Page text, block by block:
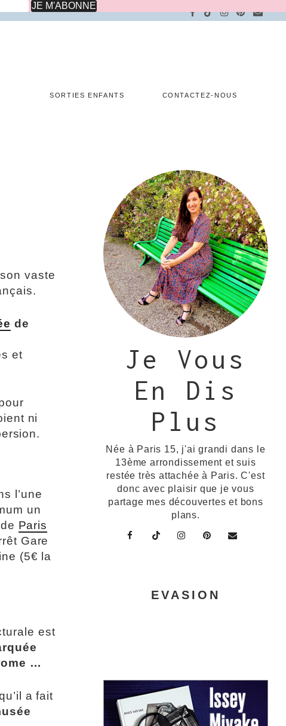
SORTIES ENFANTS CONTACTEZ-NOUS
vaste
de
et
ni
l’une
un
Paris
Gare
(5€ la
est
…
a fait
Je Vous
En Dis
Plus
Née à Paris 15, j'ai grandi dans le
13ème arrondissement et suis
restée très attachée à Paris. C'est
donc avec plaisir que je vous
partage mes découvertes et bons
plans.
EVASION